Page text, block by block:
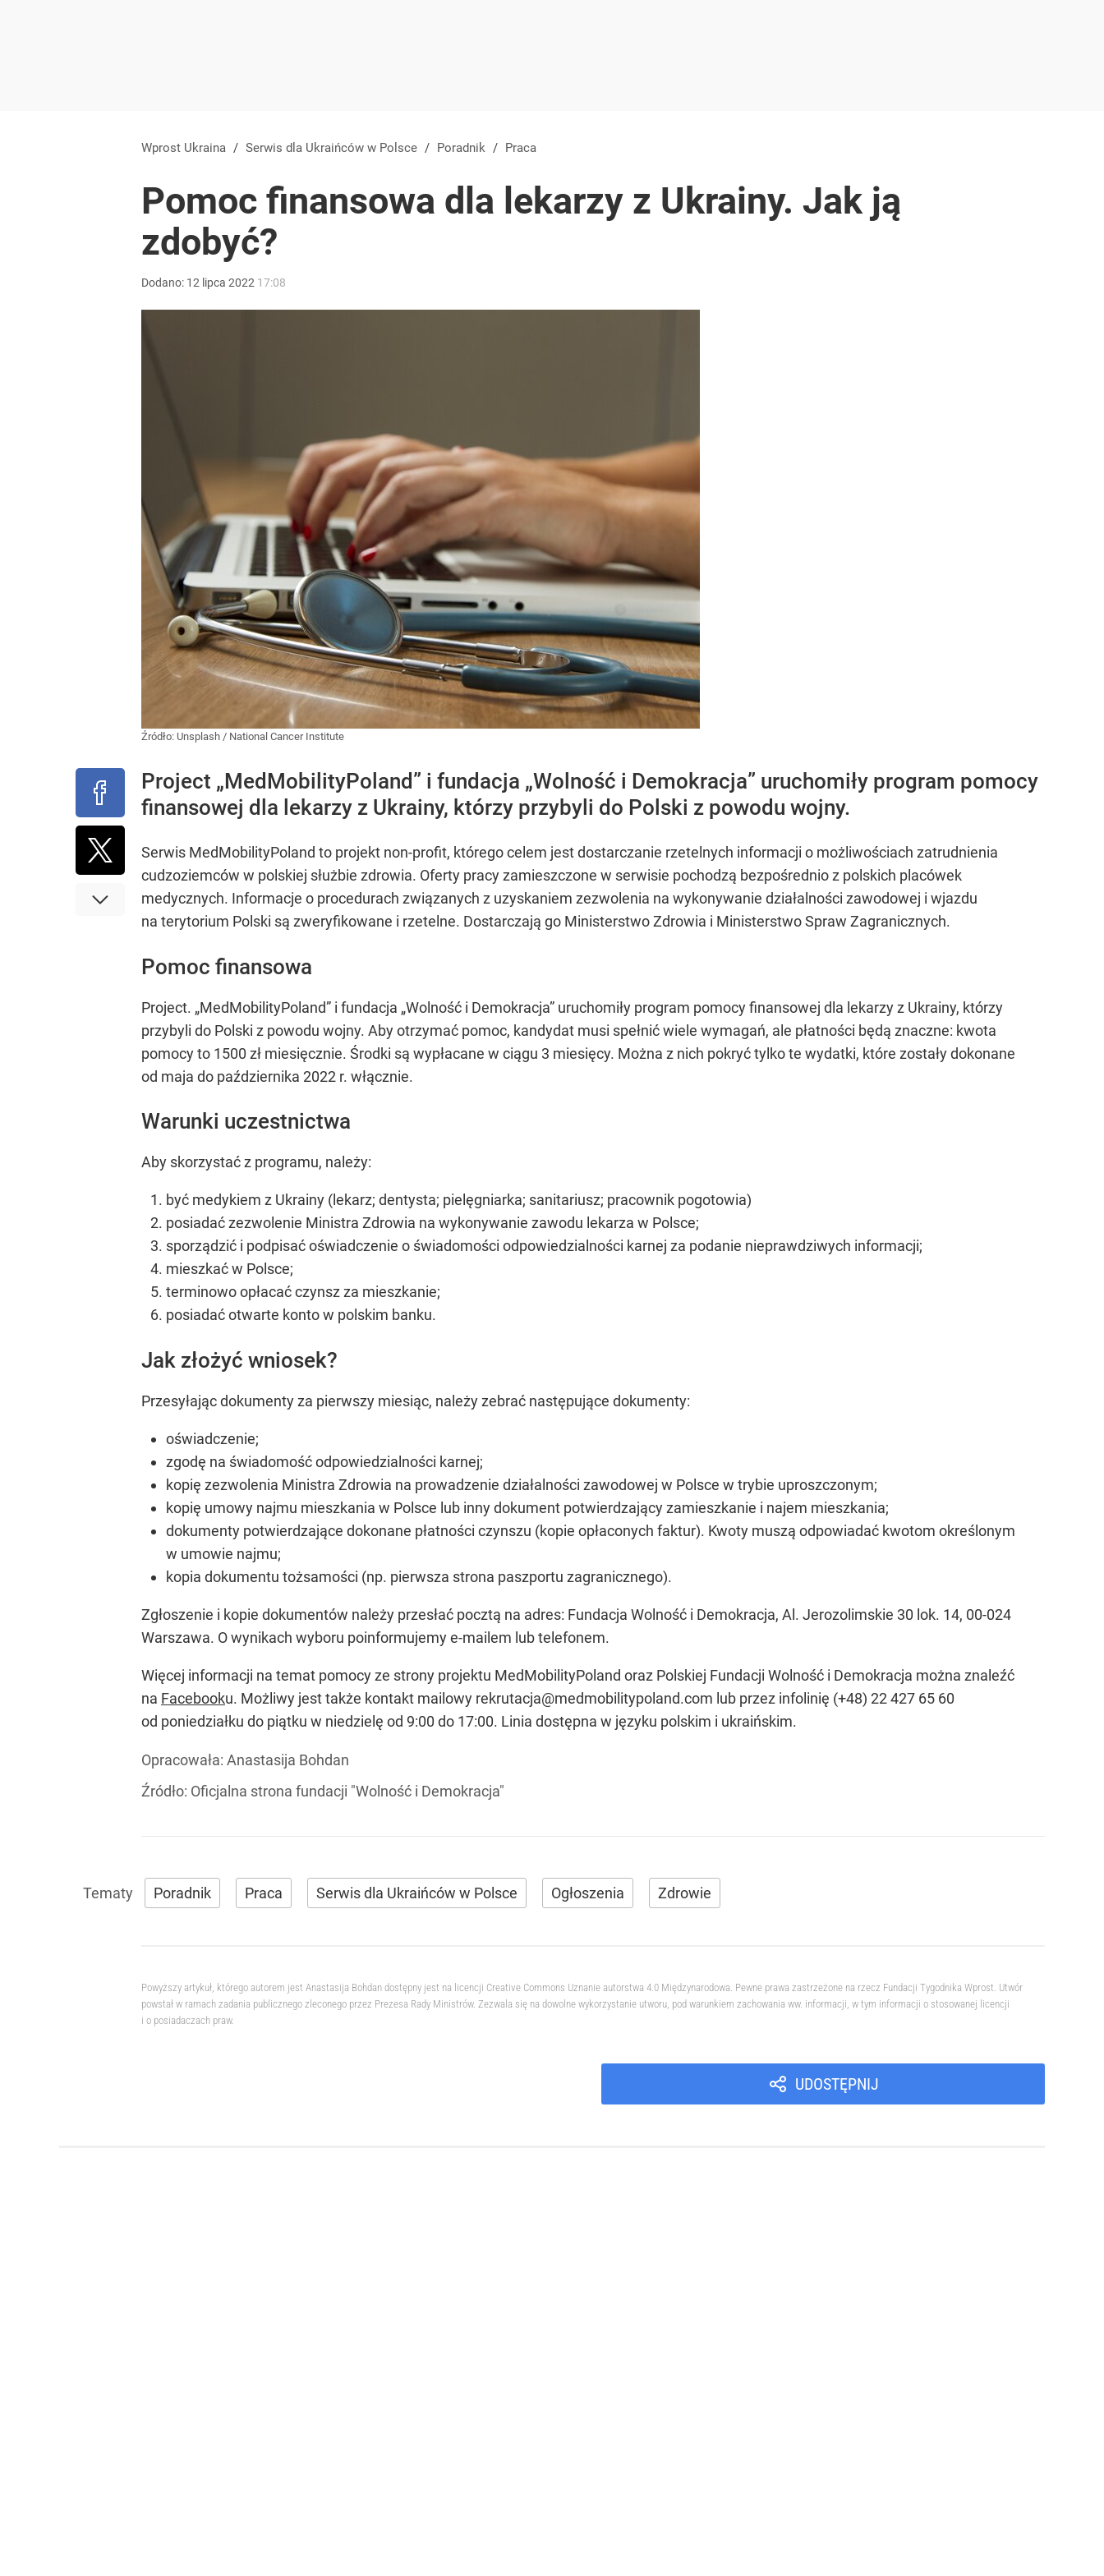
Wprost Ukraina / Serwis dla Ukraińców w Polsce / Poradnik / Praca
Pomoc finansowa dla lekarzy z Ukrainy. Jak ją
zdobyć?
Dodano: 12 lipca 2022 17:08
Źródło: Unsplash / National Cancer Institute
Project „MedMobilityPoland” i fundacja „Wolność i Demokracja” uruchomiły program pomocy
finansowej dla lekarzy z Ukrainy, którzy przybyli do Polski z powodu wojny.
Serwis MedMobilityPoland to projekt non-profit, którego celem jest dostarczanie rzetelnych informacji o możliwościach zatrudnienia
cudzoziemców w polskiej służbie zdrowia. Oferty pracy zamieszczone w serwisie pochodzą bezpośrednio z polskich placówek
medycznych. Informacje o procedurach związanych z uzyskaniem zezwolenia na wykonywanie działalności zawodowej i wjazdu
na terytorium Polski są zweryfikowane i rzetelne. Dostarczają go Ministerstwo Zdrowia i Ministerstwo Spraw Zagranicznych.
Pomoc finansowa
Project. „MedMobilityPoland” i fundacja „Wolność i Demokracja” uruchomiły program pomocy finansowej dla lekarzy z Ukrainy, którzy
przybyli do Polski z powodu wojny. Aby otrzymać pomoc, kandydat musi spełnić wiele wymagań, ale płatności będą znaczne: kwota
pomocy to 1500 zł miesięcznie. Środki są wypłacane w ciągu 3 miesięcy. Można z nich pokryć tylko te wydatki, które zostały dokonane
od maja do października 2022 r. włącznie.
Warunki uczestnictwa
Aby skorzystać z programu, należy:
być medykiem z Ukrainy (lekarz; dentysta; pielęgniarka; sanitariusz; pracownik pogotowia)
posiadać zezwolenie Ministra Zdrowia na wykonywanie zawodu lekarza w Polsce;
sporządzić i podpisać oświadczenie o świadomości odpowiedzialności karnej za podanie nieprawdziwych informacji;
mieszkać w Polsce;
terminowo opłacać czynsz za mieszkanie;
posiadać otwarte konto w polskim banku.
Jak złożyć wniosek?
Przesyłając dokumenty za pierwszy miesiąc, należy zebrać następujące dokumenty:
oświadczenie;
zgodę na świadomość odpowiedzialności karnej;
kopię zezwolenia Ministra Zdrowia na prowadzenie działalności zawodowej w Polsce w trybie uproszczonym;
kopię umowy najmu mieszkania w Polsce lub inny dokument potwierdzający zamieszkanie i najem mieszkania;
dokumenty potwierdzające dokonane płatności czynszu (kopie opłaconych faktur). Kwoty muszą odpowiadać kwotom określonym
w umowie najmu;
kopia dokumentu tożsamości (np. pierwsza strona paszportu zagranicznego).
Zgłoszenie i kopie dokumentów należy przesłać pocztą na adres: Fundacja Wolność i Demokracja, Al. Jerozolimskie 30 lok. 14, 00-024
Warszawa. O wynikach wyboru poinformujemy e-mailem lub telefonem.
Więcej informacji na temat pomocy ze strony projektu MedMobilityPoland oraz Polskiej Fundacji Wolność i Demokracja można znaleźć
na Facebooku. Możliwy jest także kontakt mailowy rekrutacja@medmobilitypoland.com lub przez infolinię (+48) 22 427 65 60
od poniedziałku do piątku w niedzielę od 9:00 do 17:00. Linia dostępna w języku polskim i ukraińskim.
Opracowała: Anastasija Bohdan
Źródło: Oficjalna strona fundacji "Wolność i Demokracja"
Poradnik Praca Serwis dla Ukraińców w Polsce Ogłoszenia Zdrowie
Powyższy artykuł, którego autorem jest Anastasija Bohdan dostępny jest na licencji Creative Commons Uznanie autorstwa 4.0 Międzynarodowa. Pewne prawa zastrzeżone na rzecz Fundacji Tygodnika Wprost. Utwór
powstał w ramach zadania publicznego zleconego przez Prezesa Rady Ministrów. Zezwala się na dowolne wykorzystanie utworu, pod warunkiem zachowania ww. informacji, w tym informacji o stosowanej licencji
i o posiadaczach praw.
UDOSTĘPNIJ